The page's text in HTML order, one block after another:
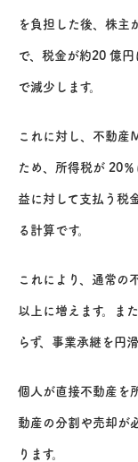
を負担した後、株主
で、税金が約20 億
で減少します。
これに対し、不動産
ため、所得税が 20
益に対して支払う税
る計算です。
これにより、通常の
以上に増えます。ま
らず、事業承継を円
個人が直接不動産を
動産の分割や売却が
ります。